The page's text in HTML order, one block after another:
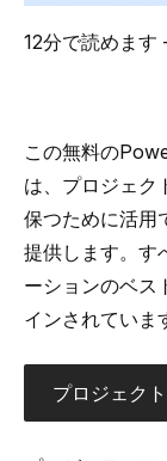
12分で読めます
この無料の
は、プロジェク
保つために活用
提供します。す
ーションのベス
インされていま
プロジェク